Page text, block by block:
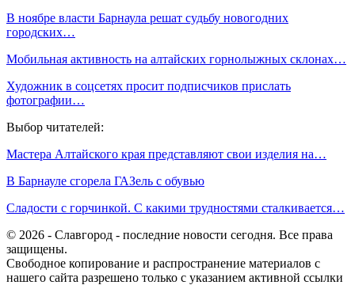
В ноябре власти Барнаула решат судьбу новогодних
городских…
Мобильная активность на алтайских горнолыжных склонах…
Художник в соцсетях просит подписчиков прислать
фотографии…
Выбор читателей:
Мастера Алтайского края представляют свои изделия на…
В Барнауле сгорела ГАЗель с обувью
Сладости с горчинкой. С какими трудностями сталкивается…
© 2026 - Славгород - последние новости сегодня. Все права
защищены.
Свободное копирование и распространение материалов с
нашего сайта разрешено только с указанием активной ссылки